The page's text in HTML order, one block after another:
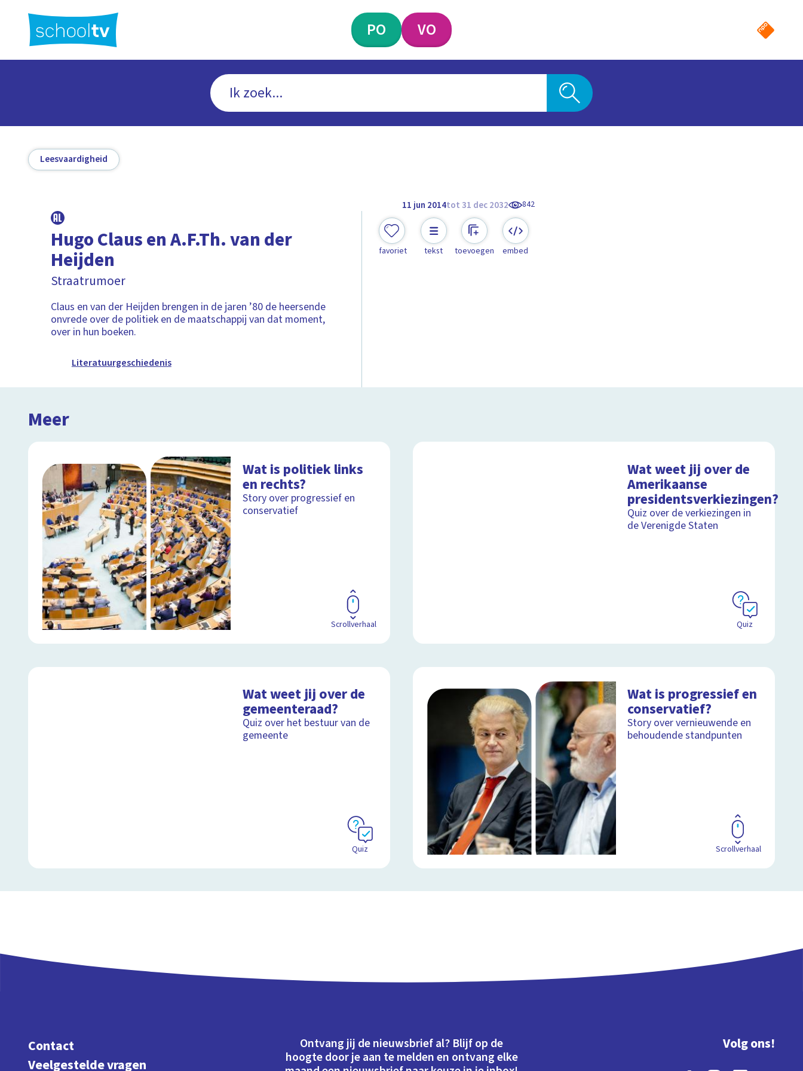
hoofdinhoud
PO VO
Leesvaardigheid
11 jun 2014tot 31 dec 2032 842
Hugo Claus en A.F.Th. van der
Heijden
Straatrumoer
Claus en van der Heijden brengen in de jaren ’80 de heersende
onvrede over de politiek en de maatschappij van dat moment,
over in hun boeken.
Literatuurgeschiedenis
favoriet tekst toevoegen embed
Meer
Wat is politiek links
en rechts?
Story over progressief en
conservatief
Scrollverhaal
Wat weet jij over de
Amerikaanse
presidentsverkiezingen?
Quiz over de verkiezingen in
de Verenigde Staten
Quiz
Wat weet jij over de
gemeenteraad?
Quiz over het bestuur van de
gemeente
Quiz
Wat is progressief en
conservatief?
Story over vernieuwende en
behoudende standpunten
Scrollverhaal
Contact
Veelgestelde vragen
Ontvang jij de nieuwsbrief al? Blijf op de
hoogte door je aan te melden en ontvang elke
Volg ons!